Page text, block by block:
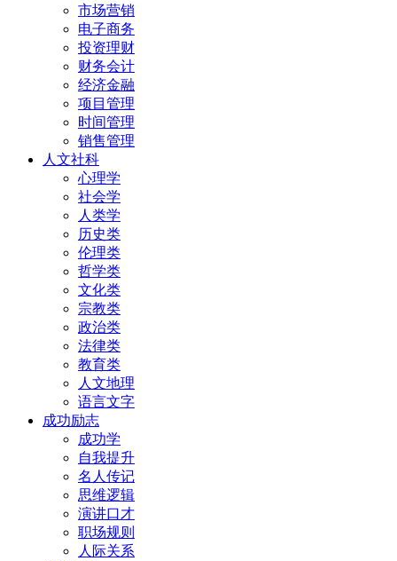
市场营销
电子商务
投资理财
财务会计
经济金融
项目管理
时间管理
销售管理
人文社科
心理学
社会学
人类学
历史类
伦理类
哲学类
文化类
宗教类
政治类
法律类
教育类
人文地理
语言文字
成功励志
成功学
自我提升
名人传记
思维逻辑
演讲口才
职场规则
人际关系